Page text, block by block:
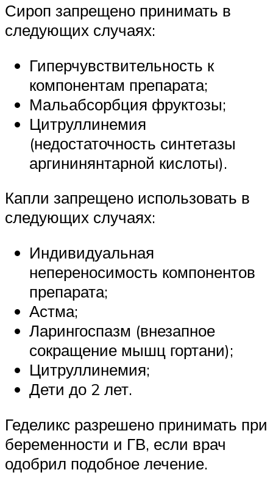
Сироп запрещено принимать в
следующих случаях:
Гиперчувствительность к
компонентам препарата;
Мальабсорбция фруктозы;
Цитруллинемия
(недостаточность синтетазы
аргининянтарной кислоты).
Капли запрещено использовать в
следующих случаях:
Индивидуальная
непереносимость компонентов
препарата;
Астма;
Ларингоспазм (внезапное
сокращение мышц гортани);
Цитруллинемия;
Дети до 2 лет.
Геделикс разрешено принимать при
беременности и ГВ, если врач
одобрил подобное лечение.